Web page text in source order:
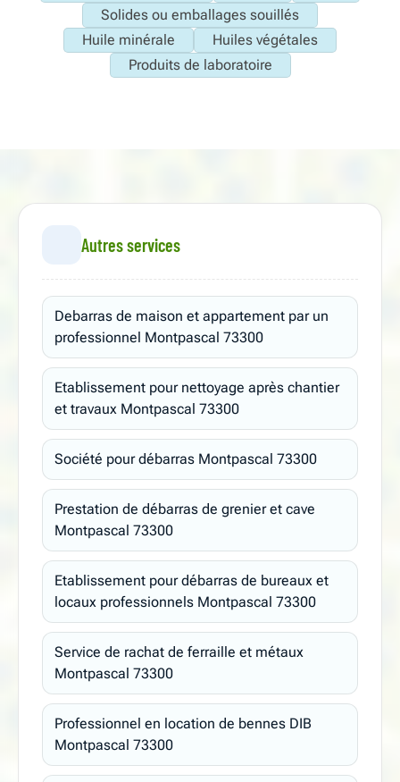
Solides ou emballages souillés
Huile minérale
Huiles végétales
Produits de laboratoire
Autres services
Debarras de maison et appartement par un
professionnel Montpascal 73300
Etablissement pour nettoyage après chantier
et travaux Montpascal 73300
Société pour débarras Montpascal 73300
Prestation de débarras de grenier et cave
Montpascal 73300
Etablissement pour débarras de bureaux et
locaux professionnels Montpascal 73300
Service de rachat de ferraille et métaux
Montpascal 73300
Professionnel en location de bennes DIB
Montpascal 73300